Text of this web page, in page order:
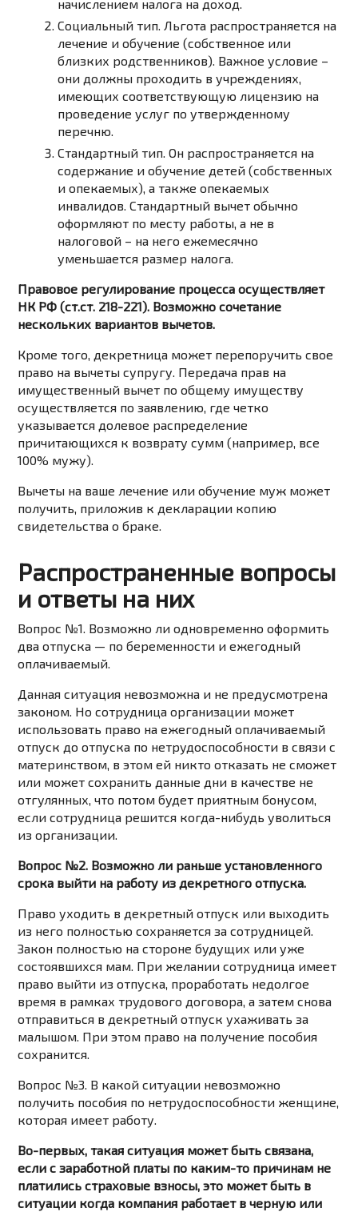
начислением налога на доход.
Социальный тип. Льгота распространяется на
лечение и обучение (собственное или
близких родственников). Важное условие –
они должны проходить в учреждениях,
имеющих соответствующую лицензию на
проведение услуг по утвержденному
перечню.
Стандартный тип. Он распространяется на
содержание и обучение детей (собственных
и опекаемых), а также опекаемых
инвалидов. Стандартный вычет обычно
оформляют по месту работы, а не в
налоговой – на него ежемесячно
уменьшается размер налога.
Правовое регулирование процесса осуществляет
НК РФ (ст.ст. 218-221). Возможно сочетание
нескольких вариантов вычетов.
Кроме того, декретница может перепоручить свое
право на вычеты супругу. Передача прав на
имущественный вычет по общему имуществу
осуществляется по заявлению, где четко
указывается долевое распределение
причитающихся к возврату сумм (например, все
100% мужу).
Вычеты на ваше лечение или обучение муж может
получить, приложив к декларации копию
свидетельства о браке.
Распространенные вопросы
и ответы на них
Вопрос №1. Возможно ли одновременно оформить
два отпуска — по беременности и ежегодный
оплачиваемый.
Данная ситуация невозможна и не предусмотрена
законом. Но сотрудница организации может
использовать право на ежегодный оплачиваемый
отпуск до отпуска по нетрудоспособности в связи с
материнством, в этом ей никто отказать не сможет
или может сохранить данные дни в качестве не
отгулянных, что потом будет приятным бонусом,
если сотрудница решится когда-нибудь уволиться
из организации.
Вопрос №2. Возможно ли раньше установленного
срока выйти на работу из декретного отпуска.
Право уходить в декретный отпуск или выходить
из него полностью сохраняется за сотрудницей.
Закон полностью на стороне будущих или уже
состоявшихся мам. При желании сотрудница имеет
право выйти из отпуска, проработать недолгое
время в рамках трудового договора, а затем снова
отправиться в декретный отпуск ухаживать за
малышом. При этом право на получение пособия
сохранится.
Вопрос №3. В какой ситуации невозможно
получить пособия по нетрудоспособности женщине,
которая имеет работу.
Во-первых, такая ситуация может быть связана,
если с заработной платы по каким-то причинам не
платились страховые взносы, это может быть в
ситуации когда компания работает в черную или